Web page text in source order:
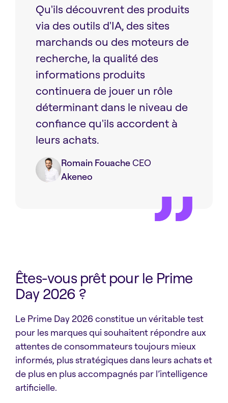
Qu'ils découvrent des produits
via des outils d'IA, des sites
marchands ou des moteurs de
recherche, la qualité des
informations produits
continuera de jouer un rôle
déterminant dans le niveau de
confiance qu'ils accordent à
leurs achats.
Romain FouacheCEO
Akeneo
Êtes-vous prêt pour le Prime
Day 2026 ?
Le Prime Day 2026 constitue un véritable test
pour les marques qui souhaitent répondre aux
attentes de consommateurs toujours mieux
informés, plus stratégiques dans leurs achats et
de plus en plus accompagnés par l’intelligence
artificielle.